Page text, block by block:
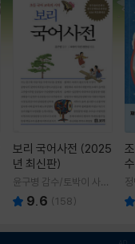
보리 국어사전 (2025
년 최신판)
윤구병 감수/토박이 사전
편찬실 편
9.6 (158)